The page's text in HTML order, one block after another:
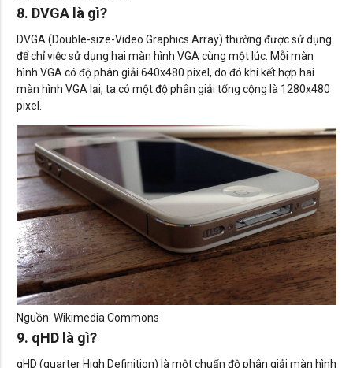
8. DVGA là gì?
DVGA (Double-size-Video Graphics Array) thường được sử dụng
để chỉ việc sử dụng hai màn hình VGA cùng một lúc. Mỗi màn
hình VGA có độ phân giải 640x480 pixel, do đó khi kết hợp hai
màn hình VGA lại, ta có một độ phân giải tổng cộng là 1280x480
pixel.
Nguồn: Wikimedia Commons
9. qHD là gì?
qHD (quarter High Definition) là một chuẩn độ phân giải màn hình